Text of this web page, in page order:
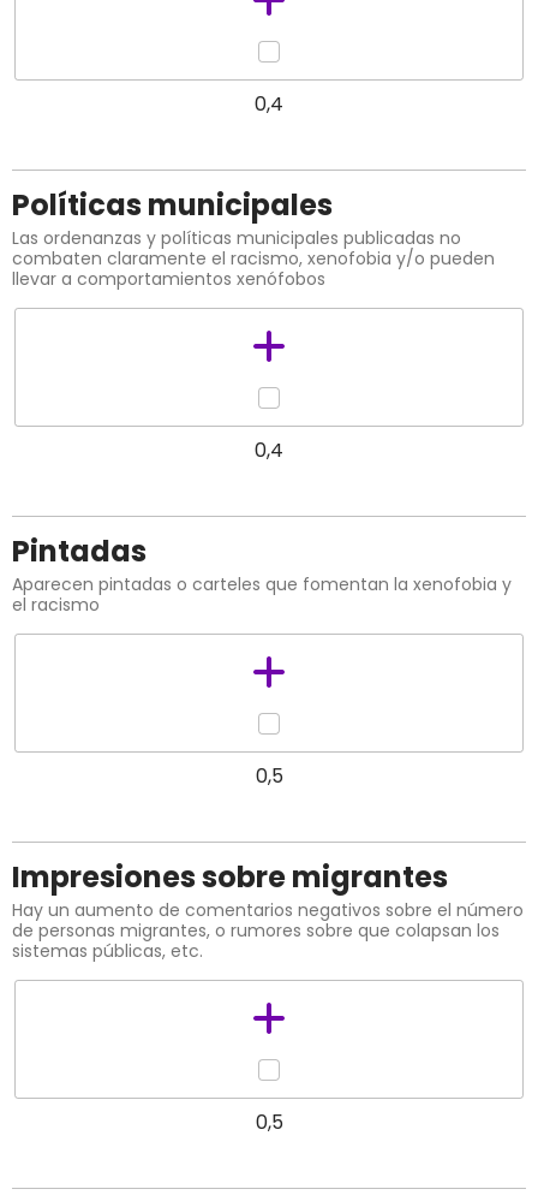
0,4
Políticas municipales
Las ordenanzas y políticas municipales publicadas no
combaten claramente el racismo, xenofobia y/o pueden
llevar a comportamientos xenófobos
0,4
Pintadas
Aparecen pintadas o carteles que fomentan la xenofobia y
el racismo
0,5
Impresiones sobre migrantes
Hay un aumento de comentarios negativos sobre el número
de personas migrantes, o rumores sobre que colapsan los
sistemas públicas, etc.
0,5